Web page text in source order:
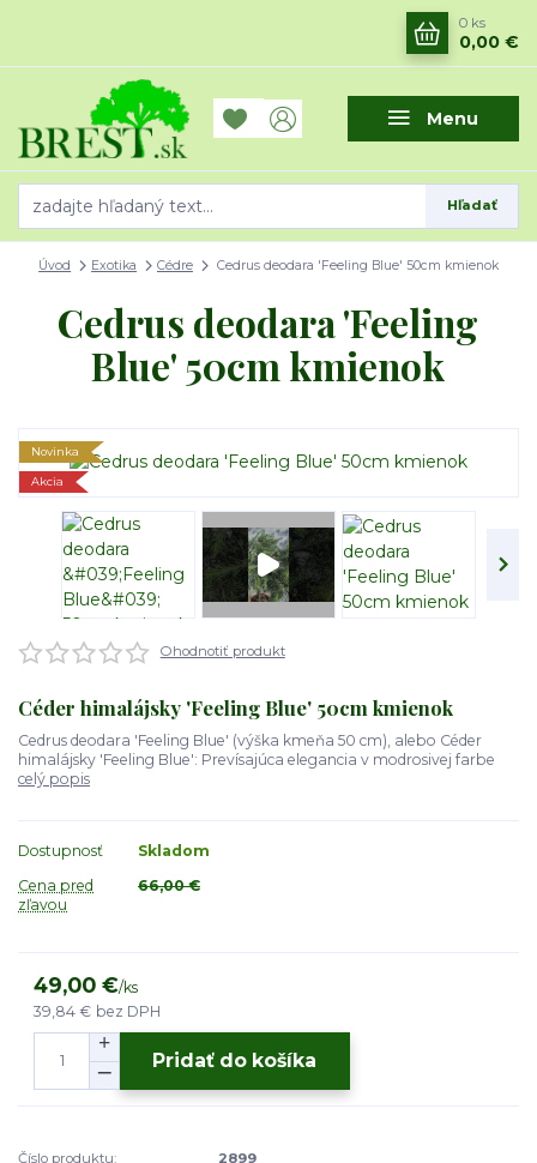
Menu
Hľadať
0 ks
0,00 €
Úvod Exotika Cédre Cedrus deodara 'Feeling Blue' 50cm kmienok
Cedrus deodara 'Feeling
Blue' 50cm kmienok
Novinka
Akcia
Ohodnotiť produkt
Céder himalájsky 'Feeling Blue' 50cm kmienok
Cedrus deodara 'Feeling Blue' (výška kmeňa 50 cm), alebo Céder
himalájsky 'Feeling Blue': Prevísajúca elegancia v modrosivej farbe
celý popis
Dostupnosť
Skladom
Cena pred
zľavou
66,00 €
49,00 €/ks
39,84 € bez DPH
Pridať do košíka
Číslo produktu:
2899